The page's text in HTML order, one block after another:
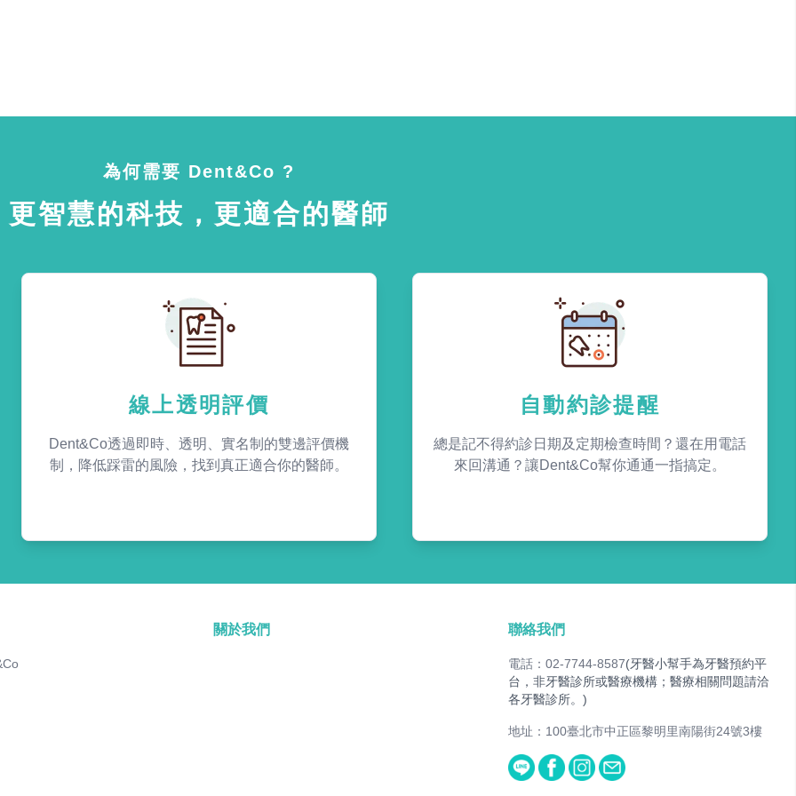
為何需要 Dent&Co ?
更智慧的科技，更適合的醫師
線上透明評價
Dent&Co透過即時、透明、實名制的雙邊評價機
制，降低踩雷的風險，找到真正適合你的醫師。
自動約診提醒
總是記不得約診日期及定期檢查時間？還在用電話
來回溝通？讓Dent&Co幫你通通一指搞定。
關於我們 聯絡我們
電話：02-7744-8587(牙醫小幫手為牙醫預約平
台，非牙醫診所或醫療機構；醫療相關問題請洽
各牙醫診所。)
地址：100臺北市中正區黎明里南陽街24號3樓